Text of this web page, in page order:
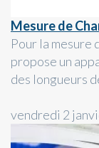
Mesure de
Pour la mesure
propose un
des longueurs
vendredi 2